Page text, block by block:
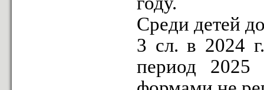
Среди детей
3 сл. в 2024
период 2025